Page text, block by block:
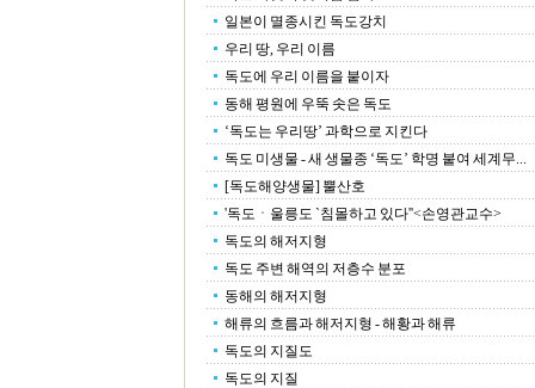
일본이 멸종시킨 독도강치
우리 땅, 우리 이름
독도에 우리 이름을 붙이자
동해 평원에 우뚝 솟은 독도
‘독도는 우리땅’ 과학으로 지킨다
독도 미생물 - 새 생물종 ‘독도’ 학명 붙여 세계무...
[독도해양생물] 뿔산호
'독도ㆍ울릉도 `침몰하고 있다''<손영관교수>
독도의 해저지형
독도 주변 해역의 저층수 분포
동해의 해저지형
해류의 흐름과 해저지형 - 해황과 해류
독도의 지질도
독도의 지질